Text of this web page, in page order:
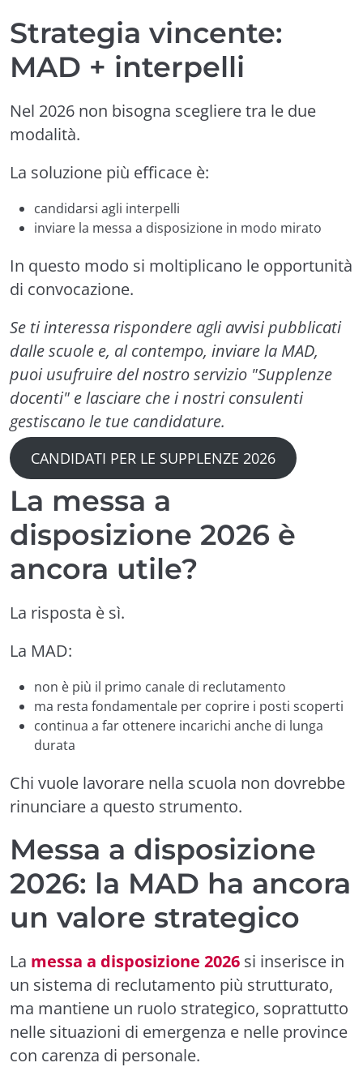
Strategia vincente:
MAD + interpelli
Nel 2026 non bisogna scegliere tra le due
modalità.
La soluzione più efficace è:
candidarsi agli interpelli
inviare la messa a disposizione in modo mirato
In questo modo si moltiplicano le opportunità
di convocazione.
Se ti interessa rispondere agli avvisi pubblicati
dalle scuole e, al contempo, inviare la MAD,
puoi usufruire del nostro servizio "Supplenze
docenti" e lasciare che i nostri consulenti
gestiscano le tue candidature.
CANDIDATI PER LE SUPPLENZE 2026
La messa a
disposizione 2026 è
ancora utile?
La risposta è sì.
La MAD:
non è più il primo canale di reclutamento
ma resta fondamentale per coprire i posti scoperti
continua a far ottenere incarichi anche di lunga
durata
Chi vuole lavorare nella scuola non dovrebbe
rinunciare a questo strumento.
Messa a disposizione
2026: la MAD ha ancora
un valore strategico
La messa a disposizione 2026 si inserisce in
un sistema di reclutamento più strutturato,
ma mantiene un ruolo strategico, soprattutto
nelle situazioni di emergenza e nelle province
con carenza di personale.